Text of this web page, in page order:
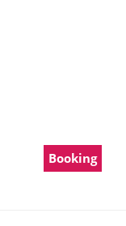
Booking